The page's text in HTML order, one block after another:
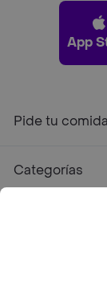
App
Pide tu
Categorías